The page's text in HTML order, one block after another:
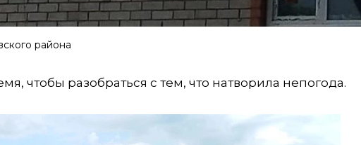
района
чтобы разобраться с тем, что натворила непогода.